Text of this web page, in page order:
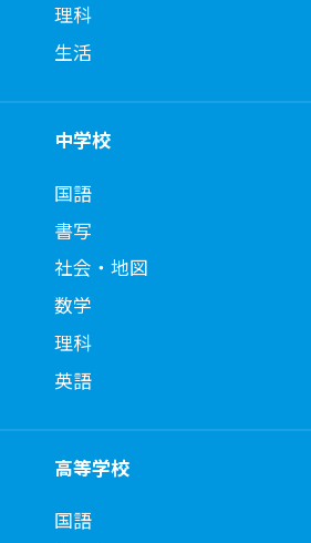
理科
生活
中学校
国語
書写
社会・地図
数学
理科
英語
高等学校
国語